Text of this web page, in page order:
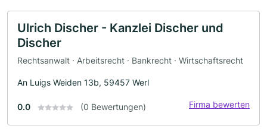
Ulrich Discher - Kanzlei Discher und
Discher
Rechtsanwalt · Arbeitsrecht · Bankrecht · Wirtschaftsrecht
An Luigs Weiden 13b, 59457 Werl
0.0 (0 Bewertungen) Firma bewerten